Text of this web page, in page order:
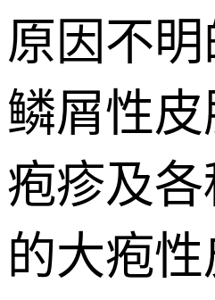
原因不
鳞屑性皮
疱疹及
的大疱